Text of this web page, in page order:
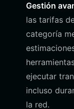
Gestión
las tarifas
categoría
ejecutar
incluso
la red.